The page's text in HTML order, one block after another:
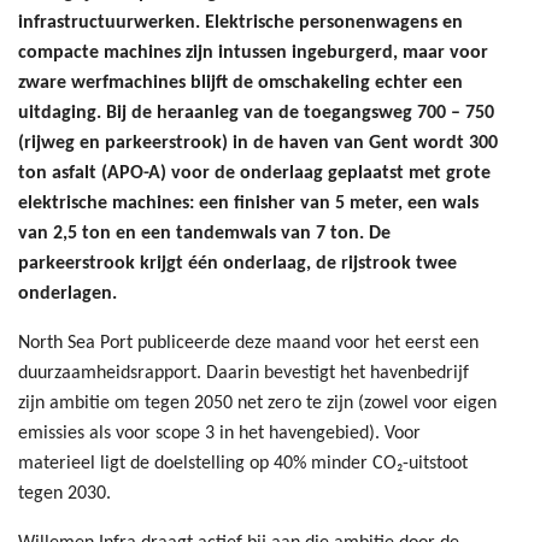
infrastructuurwerken. Elektrische personenwagens en
compacte machines zijn intussen ingeburgerd, maar voor
zware werfmachines blijft de omschakeling echter een
uitdaging. Bij de heraanleg van de toegangsweg 700 – 750
(rijweg en parkeerstrook) in de haven van Gent wordt 300
ton asfalt (APO-A) voor de onderlaag geplaatst met grote
elektrische machines: een finisher van 5 meter, een wals
van 2,5 ton en een tandemwals van 7 ton. De
parkeerstrook krijgt één onderlaag, de rijstrook twee
onderlagen.
North Sea Port publiceerde deze maand voor het eerst een
duurzaamheidsrapport. Daarin bevestigt het havenbedrijf
zijn ambitie om tegen 2050 net zero te zijn (zowel voor eigen
emissies als voor scope 3 in het havengebied). Voor
materieel ligt de doelstelling op 40% minder CO₂-uitstoot
tegen 2030.